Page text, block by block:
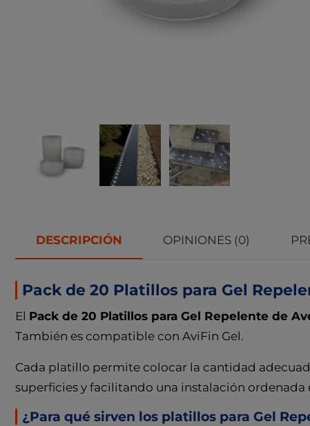
DESCRIPCIÓN OPINIONES (0)
Pack de 20 Platillos para Gel
El Pack de 20 Platillos para Gel Repelente de
También es compatible con AviFin Gel.
Cada platillo permite colocar la cantidad
superficies y facilitando una instalación ordenada
¿Para qué sirven los platillos para Gel